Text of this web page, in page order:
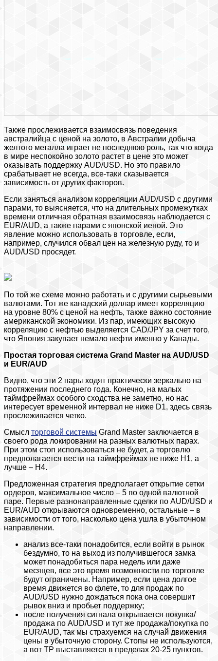
Также прослеживается взаимосвязь поведения
австралийца с ценой на золото, в Австралии добыча
желтого металла играет не последнюю роль, так что когда
в мире неспокойно золото растет в цене это может
оказывать поддержку AUD/USD. Но это правило
срабатывает не всегда, все-таки сказывается
зависимость от других факторов.
Если заняться анализом корреляции AUD/USD с другими
парами, то выясняется, что на длительных промежутках
времени отличная обратная взаимосвязь наблюдается с
EUR/AUD, а также парами с японской иеной. Это
явление можно использовать в торговле, если,
например, случился обвал цен на железную руду, то и
AUD/USD просядет.
По той же схеме можно работать и с другими сырьевыми
валютами. Тот же канадский доллар имеет корреляцию
на уровне 80% с ценой на нефть, также важно состояние
американской экономики. Из пар, имеющих высокую
корреляцию с нефтью выделяется CAD/JPY за счет того,
что Япония закупает немало нефти именно у Канады.
Простая торговая система Grand Master на AUD/USD
и EUR/AUD
Видно, что эти 2 пары ходят практически зеркально на
протяжении последнего года. Конечно, на малых
таймфреймах особого сходства не заметно, но нас
интересует временной интервал не ниже D1, здесь связь
прослеживается четко.
Смысл торговой системы Grand Master заключается в
своего рода локировании на разных валютных парах.
При этом стоп использоваться не будет, а торговлю
предполагается вести на таймфреймах не ниже H1, а
лучше – H4.
Предложенная стратегия предполагает открытие сетки
ордеров, максимальное число – 5 по одной валютной
паре. Первые разнонаправленные сделки по AUD/USD и
EUR/AUD открываются одновременно, остальные – в
зависимости от того, насколько цена ушла в убыточном
направлении.
анализ все-таки понадобится, если войти в рынок
бездумно, то на выход из получившегося замка
может понадобиться пара недель или даже
месяцев, все это время возможности по торговле
будут ограничены. Например, если цена долгое
время движется во флете, то для продаж по
AUD/USD нужно дождаться пока она совершит
рывок вниз и пробьет поддержку;
после получения сигнала открывается покупка/
продажа по AUD/USD и тут же продажа/покупка по
EUR/AUD, так мы страхуемся на случай движения
цены в убыточную сторону. Стопы не используются,
а вот ТР выставляется в пределах 20-25 пунктов.